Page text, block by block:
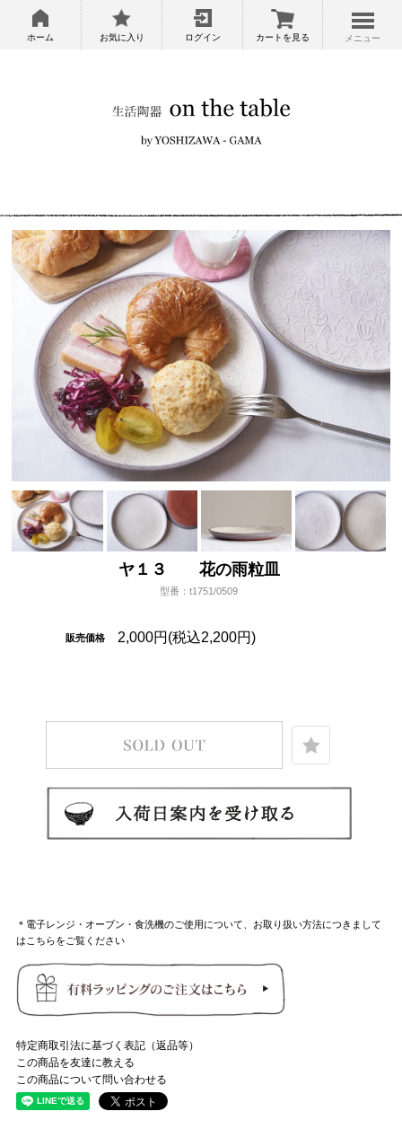
ホーム お気に入り ログイン カートを見る メニュー
ヤ１３ 花の雨粒皿
型番：t1751/0509
販売価格 2,000円(税込2,200円)
＊電子レンジ・オーブン・食洗機のご使用について、お取り扱い方法につきまして
はこちらをご覧ください
特定商取引法に基づく表記（返品等）
この商品を友達に教える
この商品について問い合わせる